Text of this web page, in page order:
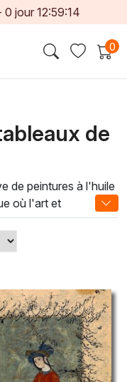
0 jour 12:59:12
0
de
de peintures à l'huile
où l'art et
d'élégance et de
couleurs et en
fascinant de cette
safavide ont su
vie à des
de la nature, des
complexes
dans ces
œuvre une